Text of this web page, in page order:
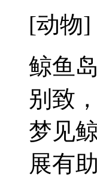
[动物]
鲸鱼
别致
梦见
展有